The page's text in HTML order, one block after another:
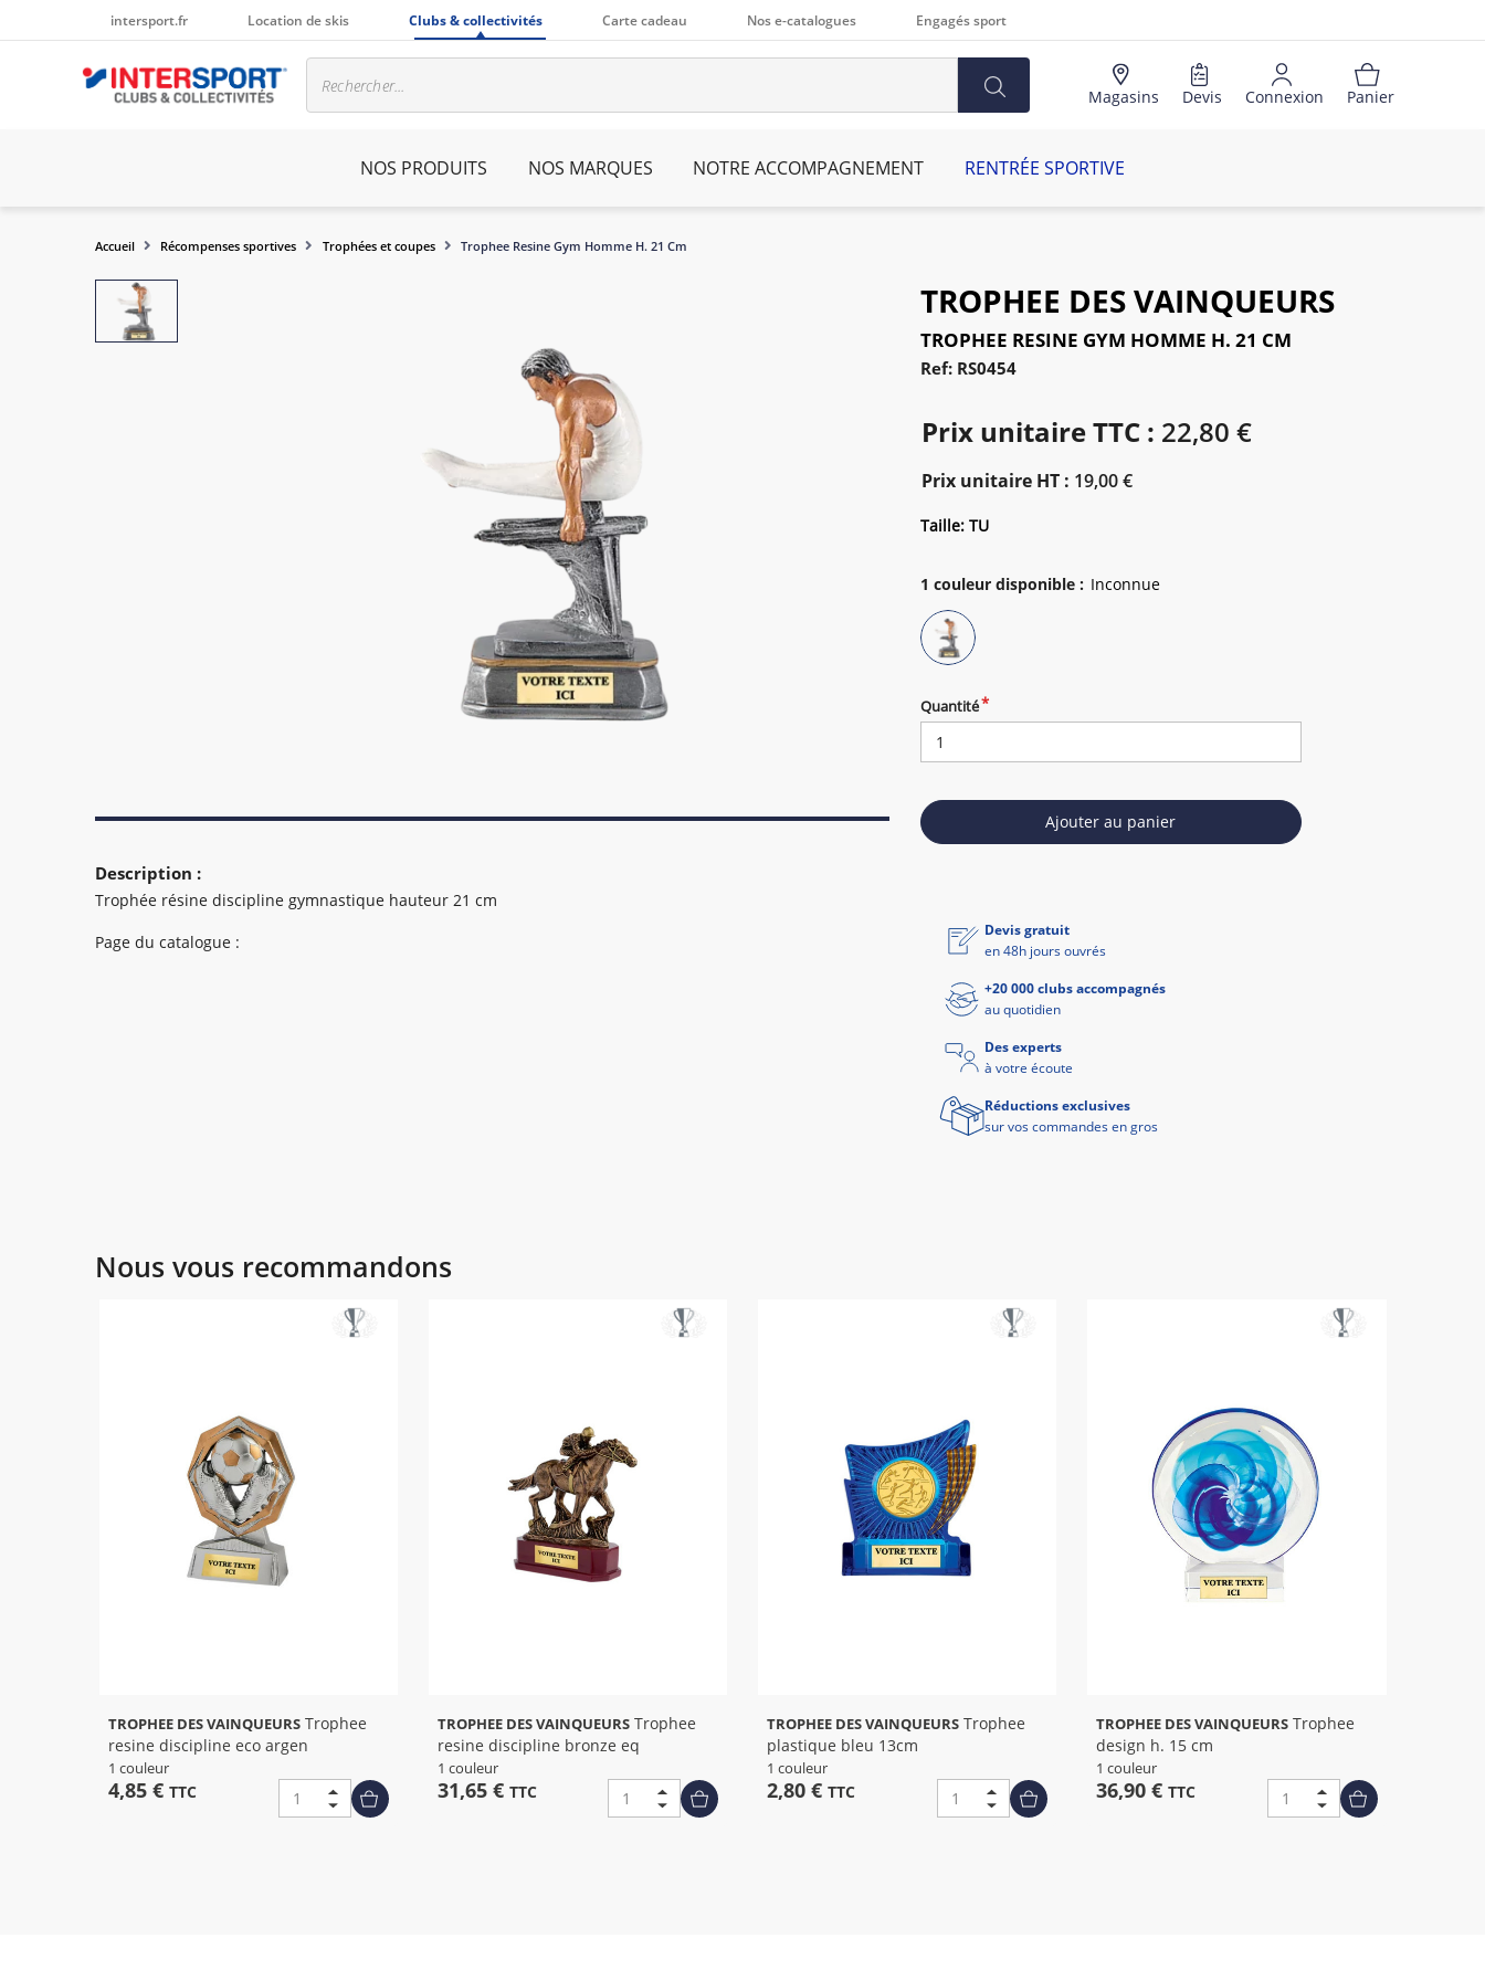
intersport.fr Location de skis Clubs & collectivités Carte cadeau Nos e-catalogues Engagés sport
Magasins Devis Connexion Panier
NOS PRODUITS NOS MARQUES NOTRE ACCOMPAGNEMENT RENTRÉE SPORTIVE
Accueil Récompenses sportives Trophées et coupes Trophee Resine Gym Homme H. 21 Cm
TROPHEE DES VAINQUEURS
TROPHEE RESINE GYM HOMME H. 21 CM
Ref: RS0454
Prix unitaire TTC : 22,80 €
Prix unitaire HT : 19,00 €
Taille: TU
1 couleur disponible:
Quantité
Ajouter au panier
Description :
Trophée résine discipline gymnastique hauteur 21 cm
Page du catalogue :
Devis gratuit
en 48h jours ouvrés
+20 000 clubs accompagnés
au quotidien
Des experts
à votre écoute
Réductions exclusives
sur vos commandes en gros
Nous vous recommandons
TROPHEE DES VAINQUEURSTrophee
resine discipline eco argen
1 couleur
4,85 € TTC
TROPHEE DES VAINQUEURSTrophee
resine discipline bronze eq
1 couleur
31,65 € TTC
TROPHEE DES VAINQUEURS
plastique bleu 13cm
1 couleur
2,80 € TTC
TROPHEE DES VAINQUEURS Trophee
design h. 15 cm
1 couleur
36,90 €TTC